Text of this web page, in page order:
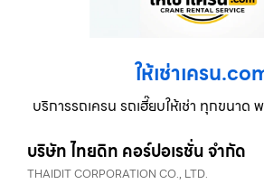
ให้เช่าเครน
บริการรถเครน รถเฮี๊ยบให้เช่า ทุกขนา
บริษัท ไทยดิท คอร์ปอเรชั่น จำกัด
THAIDIT CORPORATION CO., LTD.